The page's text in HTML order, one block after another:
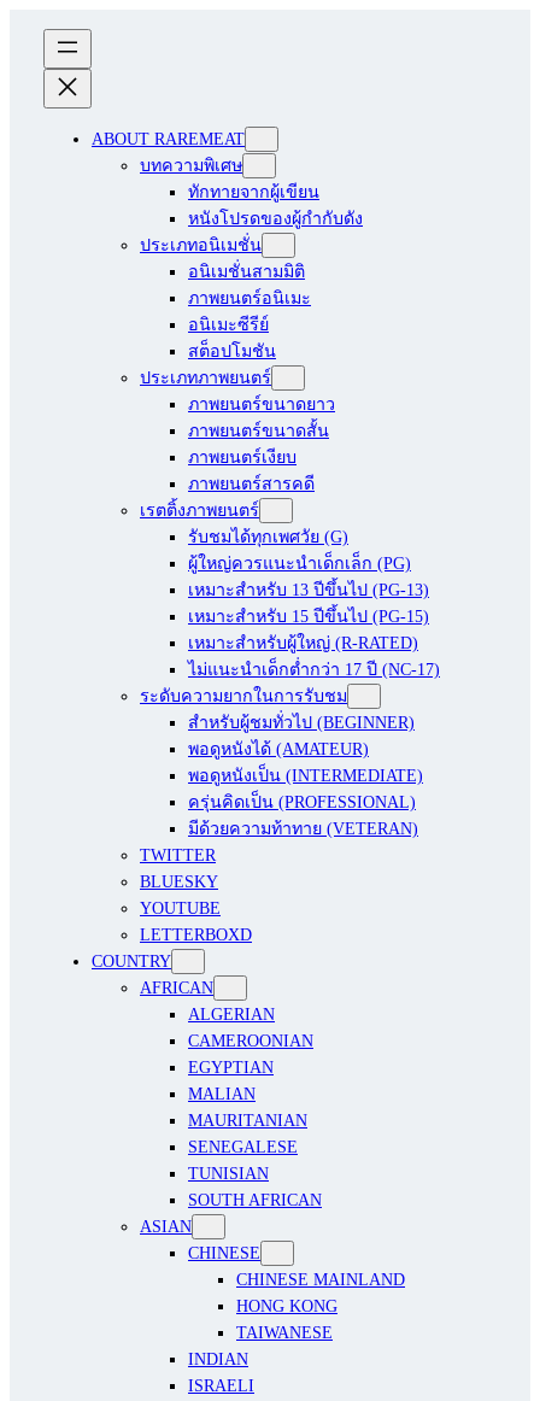
ABOUT RAREMEAT
บทความพิเศษ
ทักทายจากผู้เขียน
หนังโปรดของผู้กำกับดัง
ประเภทอนิเมชั่น
อนิเมชั่นสามมิติ
ภาพยนตร์อนิเมะ
อนิเมะซีรีย์
สต็อปโมชัน
ประเภทภาพยนตร์
ภาพยนตร์ขนาดยาว
ภาพยนตร์ขนาดสั้น
ภาพยนตร์เงียบ
ภาพยนตร์สารคดี
เรตติ้งภาพยนตร์
รับชมได้ทุกเพศวัย (G)
ผู้ใหญ่ควรแนะนำเด็กเล็ก (PG)
เหมาะสำหรับ 13 ปีขึ้นไป (PG-13)
เหมาะสำหรับ 15 ปีขึ้นไป (PG-15)
เหมาะสำหรับผู้ใหญ่ (R-RATED)
ไม่แนะนำเด็กต่ำกว่า 17 ปี (NC-17)
ระดับความยากในการรับชม
สำหรับผู้ชมทั่วไป (BEGINNER)
พอดูหนังได้ (AMATEUR)
พอดูหนังเป็น (INTERMEDIATE)
ครุ่นคิดเป็น (PROFESSIONAL)
มีด้วยความท้าทาย (VETERAN)
TWITTER
BLUESKY
YOUTUBE
LETTERBOXD
COUNTRY
AFRICAN
ALGERIAN
CAMEROONIAN
EGYPTIAN
MALIAN
MAURITANIAN
SENEGALESE
TUNISIAN
SOUTH AFRICAN
ASIAN
CHINESE
CHINESE MAINLAND
HONG KONG
TAIWANESE
INDIAN
ISRAELI